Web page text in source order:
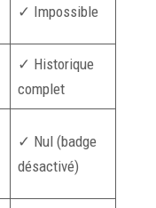
✓ Impossible
✓ Historique
complet
✓ Nul (badge
désactivé)